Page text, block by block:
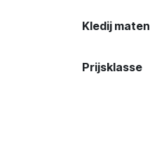
Kledij maten
Prijsklasse